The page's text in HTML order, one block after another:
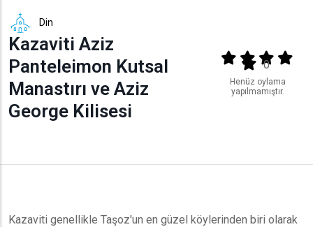
Din
Kazaviti Aziz
Panteleimon Kutsal
Manastırı ve Aziz
George Kilisesi
Output format
(star)(star)(star)
(star)
0
Henüz oylama
yapılmamıştır.
Kazaviti genellikle Taşoz'un en güzel köylerinden biri olarak